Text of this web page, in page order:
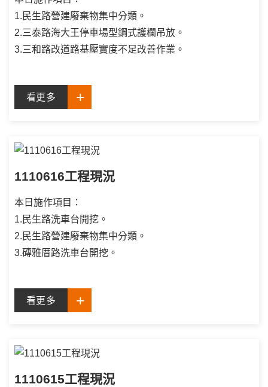
1.民生路營建廢棄物集中分類。
2.三泰路海大王停車場型鋼式護欄吊放。
3.三和路改道路基壓實度不足改善作業。
看更多
1110616工程現況
本日施作項目：
1.民生路洗車台開挖。
2.民生路營建廢棄物集中分類。
3.磚雅厝路洗車台開挖。
看更多
1110615工程現況